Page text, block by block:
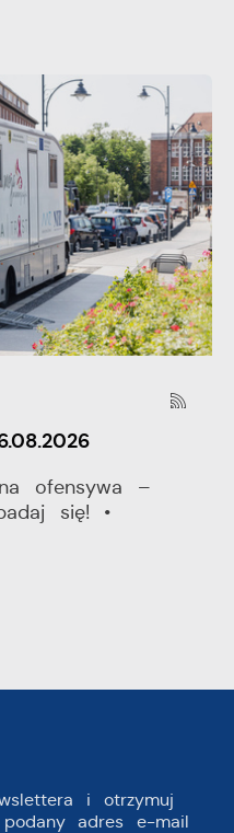
ofensywa –
się! •
i otrzymuj
adres e-mail